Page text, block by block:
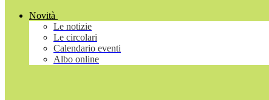
Novità
Le notizie
Le circolari
Calendario eventi
Albo online